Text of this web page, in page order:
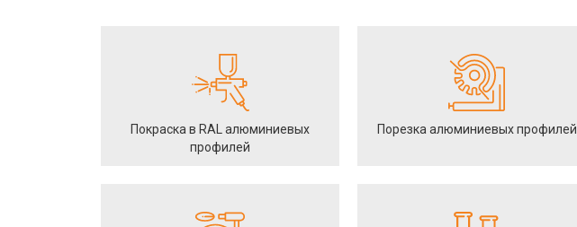
Покраска в RAL алюминиевых
профилей
Порезка алюминиевых профилей